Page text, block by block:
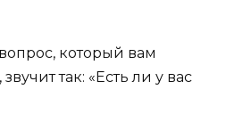
который вам
так: «Есть ли у вас